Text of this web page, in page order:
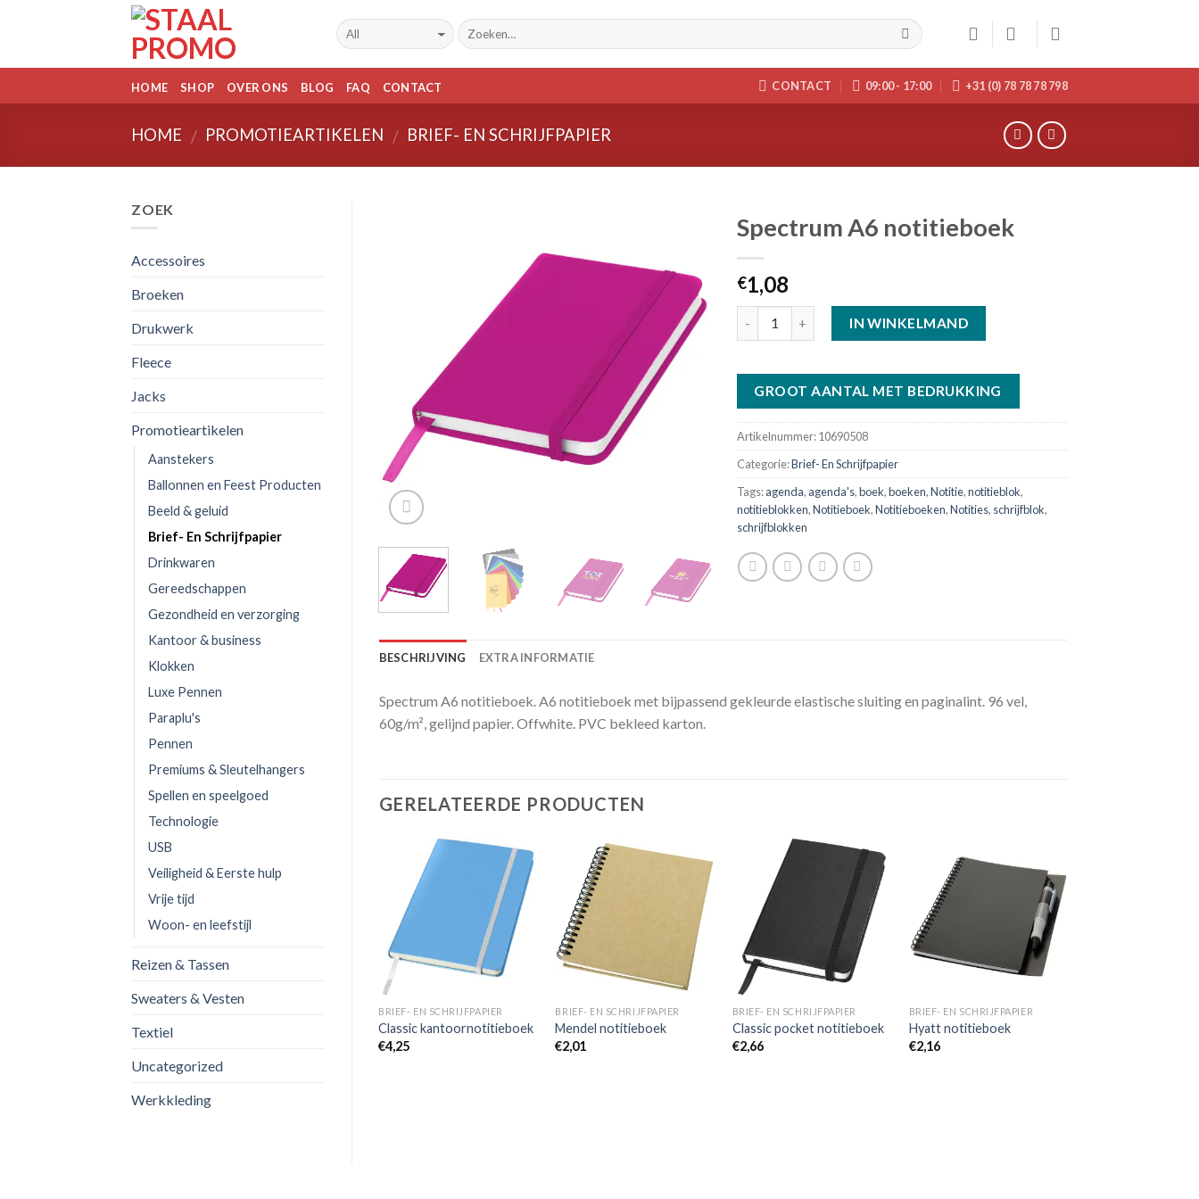
HOME SHOP OVER ONS BLOG FAQ CONTACT CONTACT 09:00 - 17:00 +31 (0) 78 78 78 798
HOME / PROMOTIEARTIKELEN / BRIEF- EN SCHRIJFPAPIER
Toevoegen
aan
wenslijst
Spectrum A6 notitieboek
€1,08
IN WINKELMAND
Artikelnummer:10690508
Categorie:Brief- En Schrijfpapier
Tags:agenda, agenda's,boek,boeken,Notitie,notitieblok,
notitieblokken,Notitieboek,Notitieboeken,Notities, schrijfblok,
schrijfblokken
BESCHRIJVING EXTRA INFORMATIE
Spectrum A6 notitieboek. A6 notitieboek met bijpassend gekleurde elastische sluiting en paginalint. 96 vel,
60g/m², gelijnd papier. Offwhite. PVC bekleed karton.
GERELATEERDE PRODUCTEN
Toevoegen
aan
wenslijst
BRIEF- EN SCHRIJFPAPIER
Classic kantoornotitieboek
€4,25
BRIEF- EN SCHRIJFPAPIER
Mendel notitieboek
€2,01
Toevoegen
aan
wenslijst
BRIEF- EN SCHRIJFPAPIER
Classic pocket notitieboek
€2,66
Toevoegen
wenslijst
BRIEF- EN SCHRIJFPAPIER
Hyatt notitieboek
€2,16
ZOEK
Accessoires
Broeken
Drukwerk
Fleece
Jacks
Promotieartikelen
Aanstekers
Ballonnen en Feest Producten
Beeld & geluid
Brief- En Schrijfpapier
Drinkwaren
Gereedschappen
Gezondheid en verzorging
Kantoor & business
Klokken
Luxe Pennen
Paraplu's
Pennen
Premiums & Sleutelhangers
Spellen en speelgoed
Technologie
USB
Veiligheid & Eerste hulp
Vrije tijd
Woon- en leefstijl
Reizen & Tassen
Sweaters & Vesten
Textiel
Uncategorized
Werkkleding